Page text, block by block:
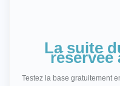
La suite
réservée
Testez la base gratuitement